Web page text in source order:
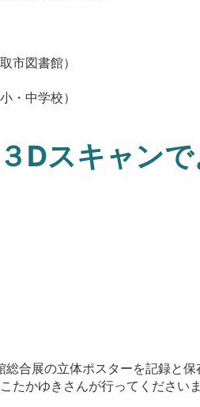
市図書館）
・中学校）
Dスキャンで
合展の立体ポスターを記録と保
たかゆきさんが行ってください